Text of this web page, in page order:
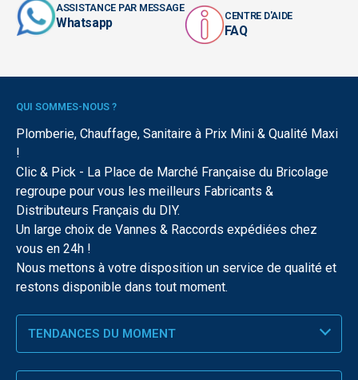
ASSISTANCE PAR MESSAGE
Whatsapp CENTRE D'AIDE
FAQ
QUI SOMMES-NOUS ?
Plomberie, Chauffage, Sanitaire à Prix Mini & Qualité Maxi
!
Clic & Pick - La Place de Marché Française du Bricolage
regroupe pour vous les meilleurs Fabricants &
Distributeurs Français du DIY.
Un large choix de Vannes & Raccords expédiées chez
vous en 24h !
Nous mettons à votre disposition un service de qualité et
restons disponible dans tout moment.
TENDANCES DU MOMENT